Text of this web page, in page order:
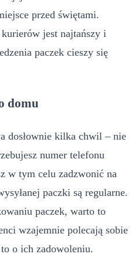
przed świętami.
jest najtańszy i
paczek cieszy się
domu
dosłownie kilka chwil – nie
numer telefonu
w tym celu zadzwonić na
paczki są regularne.
paczek, warto to
wzajemnie polecają sobie
o ich zadowoleniu.